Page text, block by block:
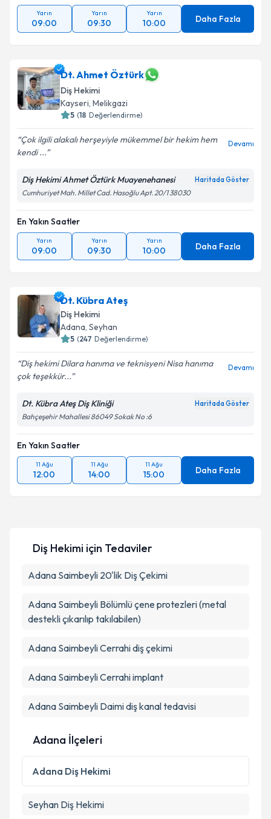
Yarın
09:00
Yarın
09:30
Yarın
10:00 Daha Fazla
Dt. Ahmet Öztürk
Diş Hekimi
Kayseri, Melikgazi
5 (18 Değerlendirme)
Çok ilgili alakalı herşeyiyle mükemmel bir hekim hem
kendi ...
Devamı
Diş Hekimi Ahmet Öztürk Muayenehanesi Haritada Göster
Cumhuriyet Mah. Millet Cad. Hasoğlu Apt. 20/1 38030
En Yakın Saatler
Yarın
09:00
Yarın
09:30
Yarın
10:00 Daha Fazla
Dt. Kübra Ateş
Diş Hekimi
Adana, Seyhan
5 (247 Değerlendirme)
Diş hekimi Dilara hanıma ve teknisyeni Nisa hanıma
çok teşekkür...
Devamı
Dt. Kübra Ateş Diş Kliniği Haritada Göster
Bahçeşehir Mahallesi 86049 Sokak No :6
En Yakın Saatler
11 Ağu
12:00
11 Ağu
14:00
11 Ağu
15:00 Daha Fazla
Diş Hekimi için Tedaviler
Adana Saimbeyli 20'lik Diş Çekimi
Adana Saimbeyli Bölümlü çene protezleri (metal
destekli çıkarılıp takılabilen)
Adana Saimbeyli Cerrahi diş çekimi
Adana Saimbeyli Cerrahi implant
Adana Saimbeyli Daimi diş kanal tedavisi
Adana İlçeleri
Adana Diş Hekimi
Seyhan Diş Hekimi